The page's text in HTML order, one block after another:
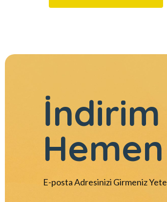
E-posta Adresinizi Girmeniz